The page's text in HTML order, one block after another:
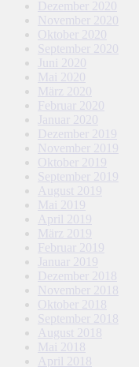
Dezember 2020
November 2020
Oktober 2020
September 2020
Juni 2020
Mai 2020
März 2020
Februar 2020
Januar 2020
Dezember 2019
November 2019
Oktober 2019
September 2019
August 2019
Mai 2019
April 2019
März 2019
Februar 2019
Januar 2019
Dezember 2018
November 2018
Oktober 2018
September 2018
August 2018
Mai 2018
April 2018